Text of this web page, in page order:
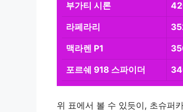
부가티 시론
라페라리
맥라렌 P1
포르쉐 918 스파이더
위 표에서 볼 수 있듯이, 초슈퍼